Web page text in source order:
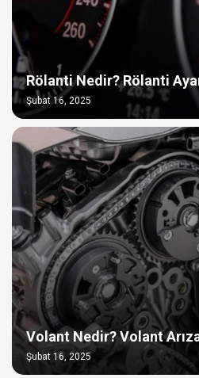
Rölanti Nedir? Rölanti
Şubat 16, 2025
Volant Nedir? Volant
Şubat 16, 2025